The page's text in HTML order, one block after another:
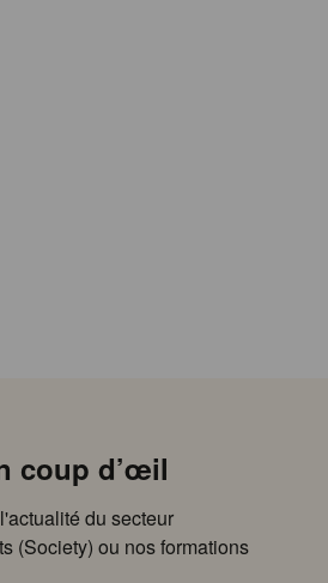
coup d’œil
du secteur
(Society) ou nos formations